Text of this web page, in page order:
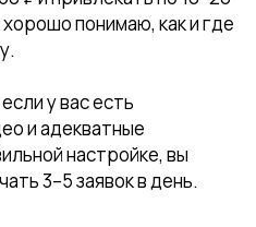
понимаю, как и где
если у вас есть
и адекватные
настройке, вы
3–5 заявок в день.